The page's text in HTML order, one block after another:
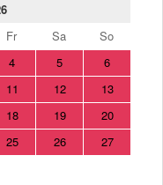
Fr Sa
So
4 5
6
11 12
13
18 19
20
25 26
27